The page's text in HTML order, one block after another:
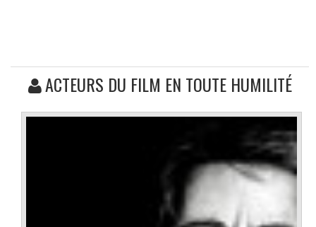
ACTEURS DU FILM EN TOUTE HUMILITÉ